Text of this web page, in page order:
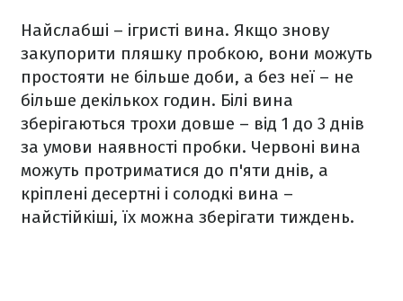
Найслабші – ігристі вина. Якщо знову
закупорити пляшку пробкою, вони можуть
простояти не більше доби, а без неї – не
більше декількох годин. Білі вина
зберігаються трохи довше – від 1 до 3 днів
за умови наявності пробки. Червоні вина
можуть протриматися до п'яти днів, а
кріплені десертні і солодкі вина –
найстійкіші, їх можна зберігати тиждень.